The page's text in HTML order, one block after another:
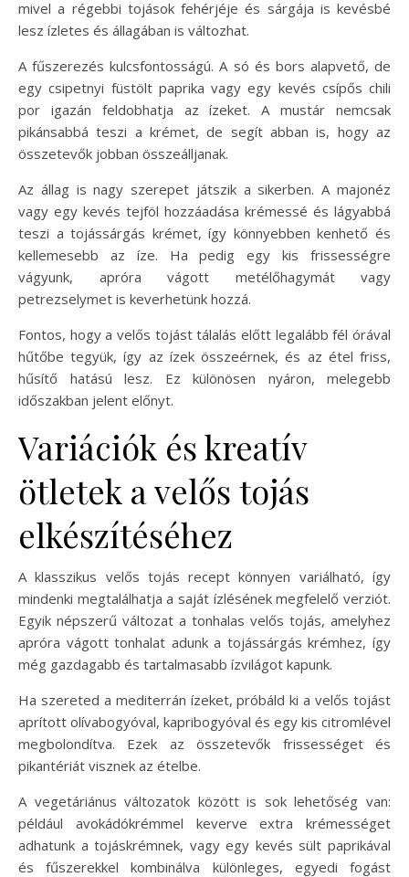
mivel a régebbi tojások fehérjéje és sárgája is kevésbé
lesz ízletes és állagában is változhat.
A fűszerezés kulcsfontosságú. A só és bors alapvető, de
egy csipetnyi füstölt paprika vagy egy kevés csípős chili
por igazán feldobhatja az ízeket. A mustár nemcsak
pikánsabbá teszi a krémet, de segít abban is, hogy az
összetevők jobban összeálljanak.
Az állag is nagy szerepet játszik a sikerben. A majonéz
vagy egy kevés tejföl hozzáadása krémessé és lágyabbá
teszi a tojássárgás krémet, így könnyebben kenhető és
kellemesebb az íze. Ha pedig egy kis frissességre
vágyunk, apróra vágott metélőhagymát vagy
petrezselymet is keverhetünk hozzá.
Fontos, hogy a velős tojást tálalás előtt legalább fél órával
hűtőbe tegyük, így az ízek összeérnek, és az étel friss,
hűsítő hatású lesz. Ez különösen nyáron, melegebb
időszakban jelent előnyt.
Variációk és kreatív
ötletek a velős tojás
elkészítéséhez
A klasszikus velős tojás recept könnyen variálható, így
mindenki megtalálhatja a saját ízlésének megfelelő verziót.
Egyik népszerű változat a tonhalas velős tojás, amelyhez
apróra vágott tonhalat adunk a tojássárgás krémhez, így
még gazdagabb és tartalmasabb ízvilágot kapunk.
Ha szereted a mediterrán ízeket, próbáld ki a velős tojást
aprított olívabogyóval, kapribogyóval és egy kis citromlével
megbolondítva. Ezek az összetevők frissességet és
pikantériát visznek az ételbe.
A vegetáriánus változatok között is sok lehetőség van:
például avokádókrémmel keverve extra krémességet
adhatunk a tojáskrémnek, vagy egy kevés sült paprikával
és fűszerekkel kombinálva különleges, egyedi fogást